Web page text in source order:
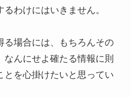
わけにはいきません。
る場合には、もちろんその
なんにせよ確たる情報に則
とを心掛けたいと思ってい